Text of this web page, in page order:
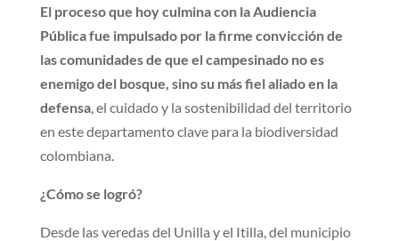
El proceso que hoy culmina con la Audiencia
Pública fue impulsado por la firme convicción de
las comunidades de que el campesinado no es
enemigo del bosque, sino su más fiel aliado en la
defensa, el cuidado y la sostenibilidad del territorio
en este departamento clave para la biodiversidad
colombiana.
¿Cómo se logró?
Desde las veredas del Unilla y el Itilla, del municipio